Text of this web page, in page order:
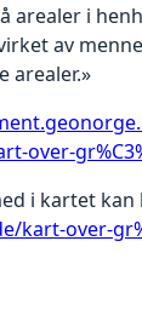
arealer i
av
arealer.»
over-
i kartet kan
kart-over-